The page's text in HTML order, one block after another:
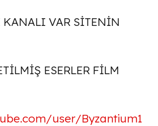
KANALI VAR SİTENİN
ESERLER FİLM
user/Byzantium1